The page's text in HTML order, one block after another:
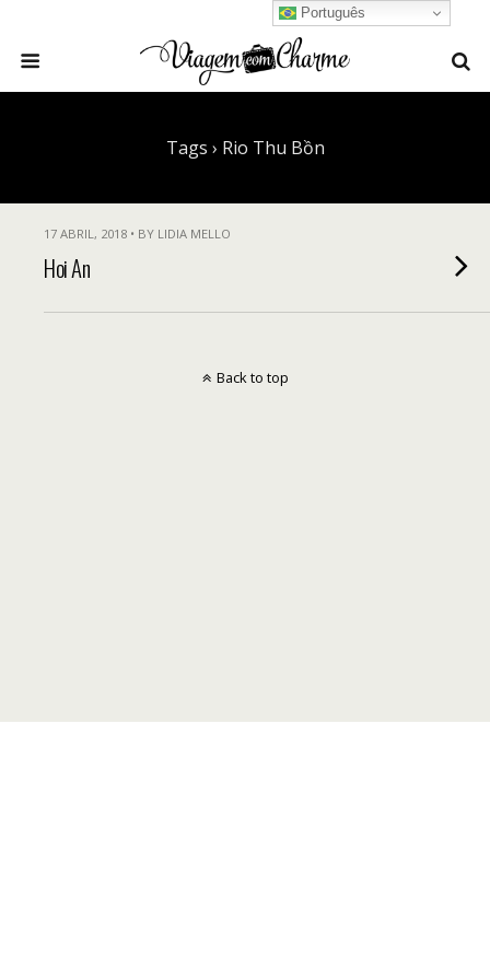
Tags › Rio Thu Bồn
17 ABRIL, 2018 • BY LIDIA MELLO
Hoi An
Português
Back to top